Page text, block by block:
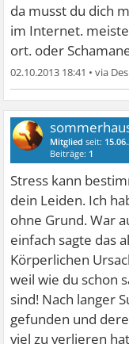
da musst du dich
im Internet.
ort. oder
02.10.2013 18:41 •
Mitglied seit:
Beiträge: 1
Stress kann
dein Leiden. Ich
ohne Grund. War
einfach sagte das
Körperlichen
weil wie du schon
sind! Nach langer
gefunden und
viel zu verlieren